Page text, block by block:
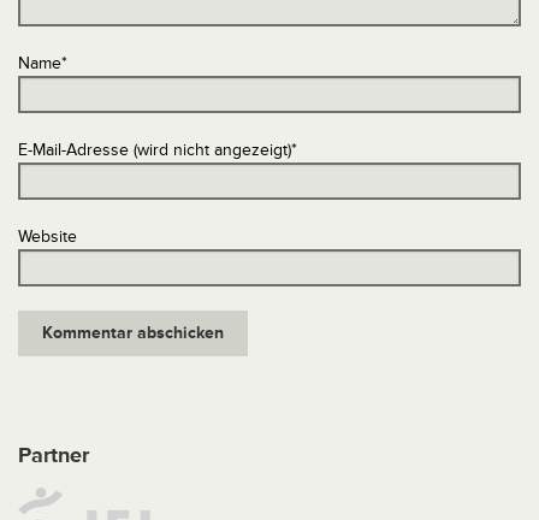
Name*
E-Mail-Adresse (wird nicht angezeigt)*
Website
Partner